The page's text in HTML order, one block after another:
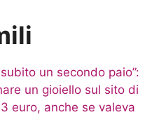
un secondo paio”:
un gioiello sul sito di
euro, anche se valeva